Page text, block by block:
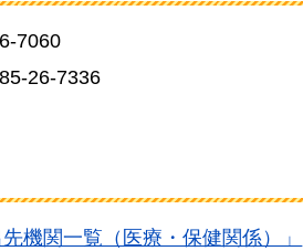
7060
26-7336
先機関一覧（医療・保健関係）」